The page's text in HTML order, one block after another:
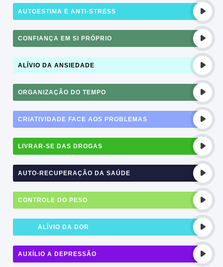
AUTOESTIMA E ANTI-STRESS
CONFIANÇA EM SI PRÓPRIO
ALÍVIO DA ANSIEDADE
ORGANIZAÇÃO DO TEMPO
CRIATIVIDADE FACE AOS PROBLEMAS
LIVRAR-SE DAS DROGAS
AUTO-RECUPERAÇÃO DA SAÚDE
CONTROLE DO PESO
ALÍVIO DA DOR
AUXÍLIO A DEPRESSÃO